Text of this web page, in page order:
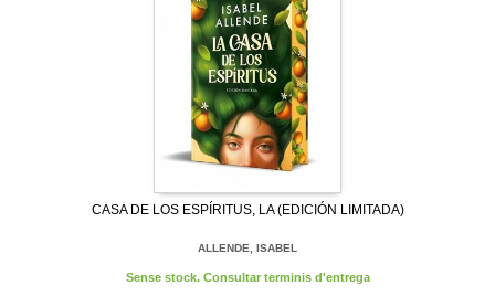
CASA DE LOS ESPÍRITUS, LA (EDICIÓN LIMITADA)
ALLENDE, ISABEL
Sense stock. Consultar terminis d'entrega